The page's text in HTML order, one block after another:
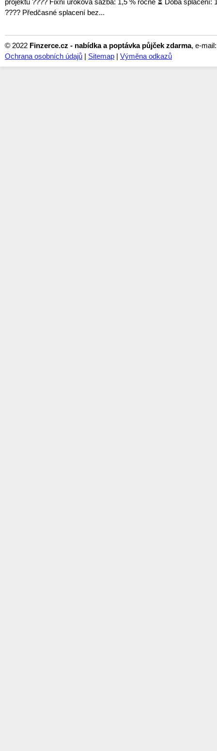
???? Předčasné splacení bez...
© 2022 Finzerce.cz - nabídka a poptávka půjček zdarma, e-
Ochrana osobních údajů | Sitemap | Výměna odkazů